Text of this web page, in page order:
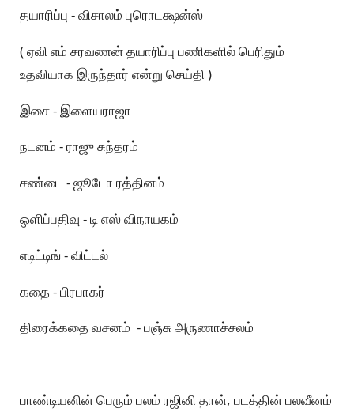
தயாரிப்பு - விசாலம் புரொடக்ஷன்ஸ்
( ஏவி எம் சரவணன் தயாரிப்பு பணிகளில் பெரிதும்
உதவியாக இருந்தார் என்று செய்தி )
இசை - இளையராஜா
நடனம் - ராஜு சுந்தரம்
சண்டை - ஜூடோ ரத்தினம்
ஒளிப்பதிவு - டி எஸ் விநாயகம்
எடிட்டிங் - விட்டல்
கதை - பிரபாகர்
திரைக்கதை வசனம் - பஞ்சு அருணாச்சலம்
பாண்டியனின் பெரும் பலம் ரஜினி தான், படத்தின் பலவீனம்